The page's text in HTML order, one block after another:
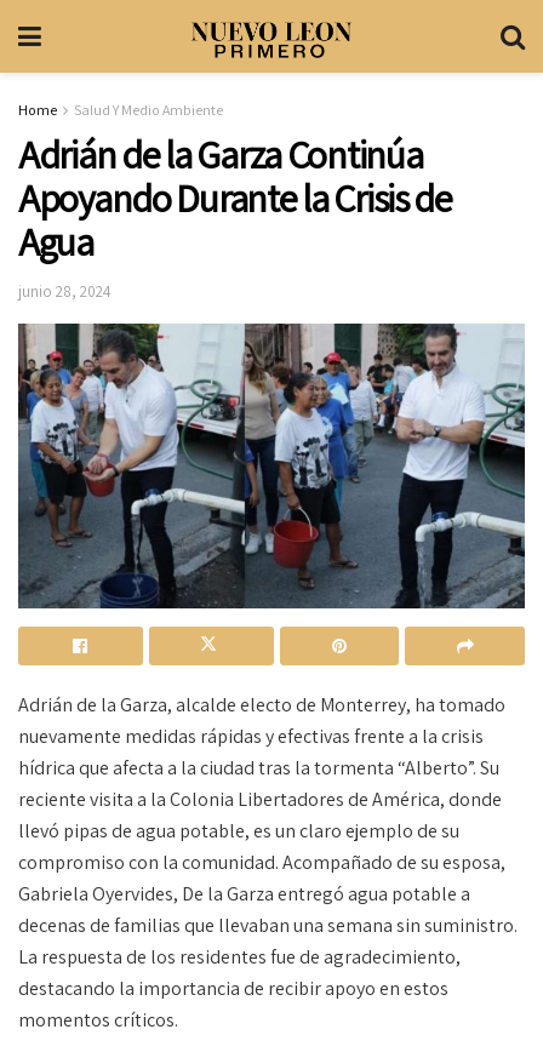
Home Salud Y Medio Ambiente
Adrián de la Garza Continúa
Apoyando Durante la Crisis de
Agua
junio 28, 2024
Adrián de la Garza, alcalde electo de Monterrey, ha tomado
nuevamente medidas rápidas y efectivas frente a la crisis
hídrica que afecta a la ciudad tras la tormenta “Alberto”. Su
reciente visita a la Colonia Libertadores de América, donde
llevó pipas de agua potable, es un claro ejemplo de su
compromiso con la comunidad. Acompañado de su esposa,
Gabriela Oyervides, De la Garza entregó agua potable a
decenas de familias que llevaban una semana sin suministro.
La respuesta de los residentes fue de agradecimiento,
destacando la importancia de recibir apoyo en estos
momentos críticos.